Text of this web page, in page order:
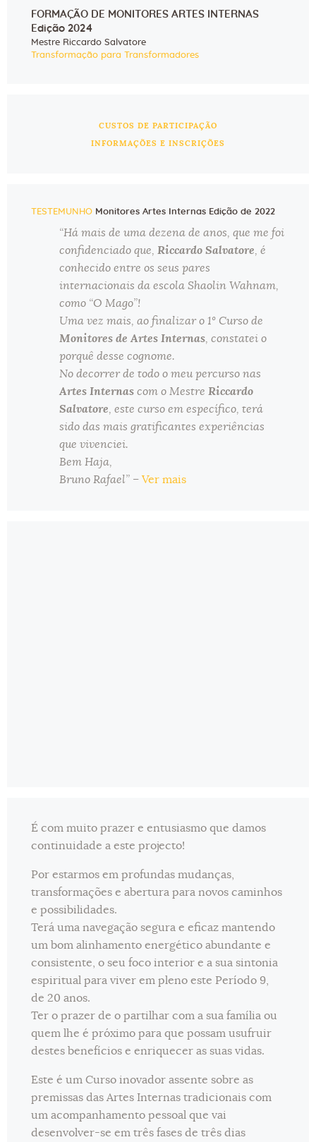
FORMAÇÃO DE MONITORES ARTES INTERNAS
Edição 2024
Mestre Riccardo Salvatore
Transformação para Transformadores
CUSTOS DE PARTICIPAÇÃO
INFORMAÇÕES E INSCRIÇÕES
TESTEMUNHO Monitores Artes Internas Edição de 2022
“Há mais de uma dezena de anos, que me foi
confidenciado que, Riccardo Salvatore , é
conhecido entre os seus pares
internacionais da escola Shaolin Wahnam,
como “O Mago”!
Uma vez mais, ao finalizar o 1º Curso de
Monitores de Artes Internas , constatei o
porquê desse cognome.
No decorrer de todo o meu percurso nas
Artes Internas com o Mestre Riccardo
Salvatore , este curso em específico, terá
sido das mais gratificantes experiências
que vivenciei.
Bem Haja,
Bruno Rafael” –Ver mais
É com muito prazer e entusiasmo que damos
continuidade a este projecto!
Por estarmos em profundas mudanças,
transformações e abertura para novos caminhos
e possibilidades.
Terá uma navegação segura e eficaz mantendo
um bom alinhamento energético abundante e
consistente, o seu foco interior e a sua sintonia
espiritual para viver em pleno este Período 9,
de 20 anos.
Ter o prazer de o partilhar com a sua família ou
quem lhe é próximo para que possam usufruir
destes benefícios e enriquecer as suas vidas.
Este é um Curso inovador assente sobre as
premissas das Artes Internas tradicionais com
um acompanhamento pessoal que vai
desenvolver-se em três fases de três dias